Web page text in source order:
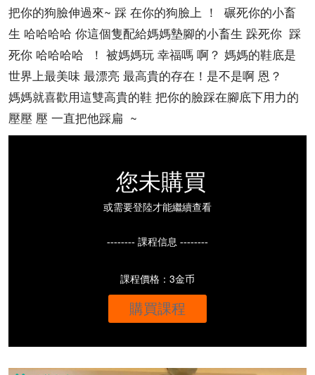
把你的狗臉伸過來~ 踩 在你的狗臉上 ！ 碾死你的小畜
生 哈哈哈哈 你這個隻配給媽媽墊腳的小畜生 跺死你 踩
死你 哈哈哈哈 ！ 被媽媽玩 幸福嗎 啊？ 媽媽的鞋底是
世界上最美味 最漂亮 最高貴的存在！是不是啊 恩？
媽媽就喜歡用這雙高貴的鞋 把你的臉踩在腳底下用力的
壓壓 壓 一直把他踩扁 ~
您未購買
或需要登陸才能繼續查看
-------- 課程信息 --------
課程價格：3金币
購買課程